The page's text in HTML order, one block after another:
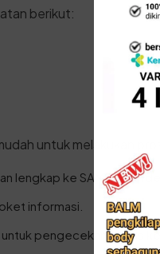
berikut:
untuk melakukan
lengkap ke SAMSAT
informasi.
pengecekan status